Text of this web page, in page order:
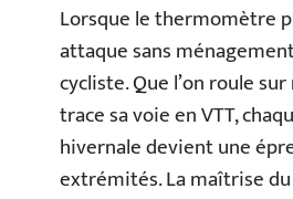
Lorsque le thermomètre
attaque sans
cycliste. Que l’on roule
trace sa voie en VTT,
hivernale devient une
extrémités. La maîtrise du